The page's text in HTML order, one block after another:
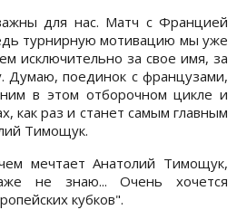
для нас. Матч с Францией
турнирную мотивацию мы уже
исключительно за свое имя, за
Думаю, поединок с французами,
в этом отборочном цикле и
как раз и станет самым главным
Тимощук.
мечтает Анатолий Тимощук,
не знаю... Очень хочется
кубков".